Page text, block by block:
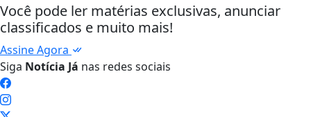
Você pode ler matérias exclusivas, anunciar
classificados e muito mais!
Assine Agora
Siga Notícia Já nas redes sociais